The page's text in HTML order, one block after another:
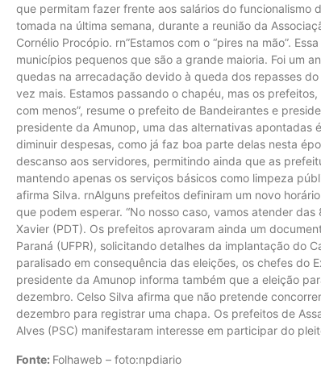
que permitam fazer frente aos salários do funcionalismo
tomada na última semana, durante a reunião da
Cornélio Procópio. rn”Estamos com o “pires na mão”.
municípios pequenos que são a grande maioria. Foi um
quedas na arrecadação devido à queda dos repasses
vez mais. Estamos passando o chapéu, mas os
com menos”, resume o prefeito de Bandeirantes e
presidente da Amunop, uma das alternativas
diminuir despesas, como já faz boa parte delas nesta
descanso aos servidores, permitindo ainda que as
mantendo apenas os serviços básicos como limpeza
afirma Silva. rnAlguns prefeitos definiram um novo
que podem esperar. “No nosso caso, vamos atender
Xavier (PDT). Os prefeitos aprovaram ainda um
Paraná (UFPR), solicitando detalhes da implantação do
paralisado em consequência das eleições, os chefes do
presidente da Amunop informa também que a eleição
dezembro. Celso Silva afirma que não pretende
dezembro para registrar uma chapa. Os prefeitos de
Alves (PSC) manifestaram interesse em participar do
Fonte: Folhaweb – foto:npdiario